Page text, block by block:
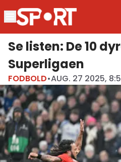
Se listen: De 10
Superligaen
FODBOLD•AUG. 27 2025,